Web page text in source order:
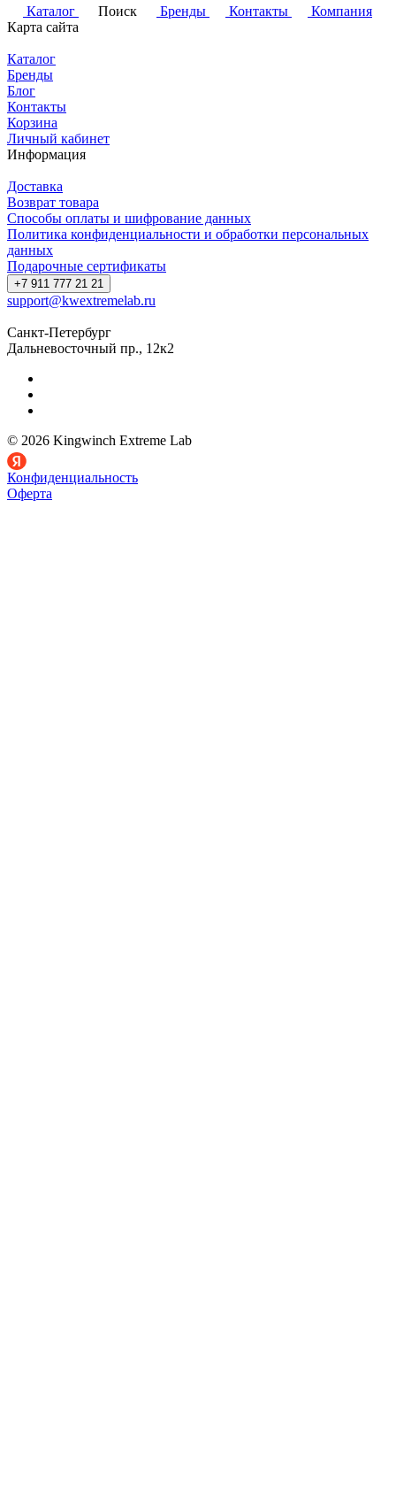
Каталог
Поиск Бренды Контакты
Компания
Карта сайта
Каталог
Бренды
Блог
Контакты
Корзина
Личный кабинет
Информация
Доставка
Возврат товара
Способы оплаты и шифрование данных
Политика конфиденциальности и обработки персональных
данных
Подарочные сертификаты
+7 911 777 21 21
support@kwextremelab.ru
Санкт-Петербург
Дальневосточный пр., 12к2
© 2026 Kingwinch Extreme Lab
Конфиденциальность
Оферта